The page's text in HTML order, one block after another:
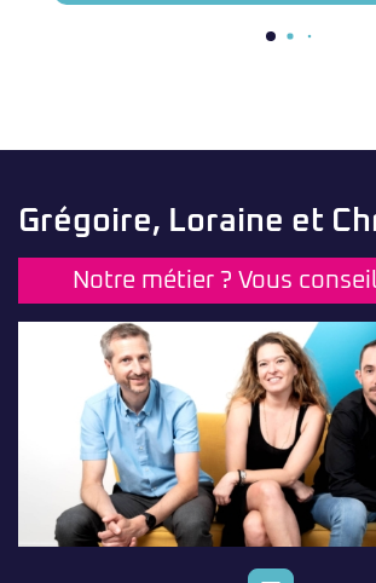
Grégoire, Loraine et
Notre métier ? Vous